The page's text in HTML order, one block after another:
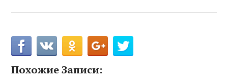
Похожие Записи: